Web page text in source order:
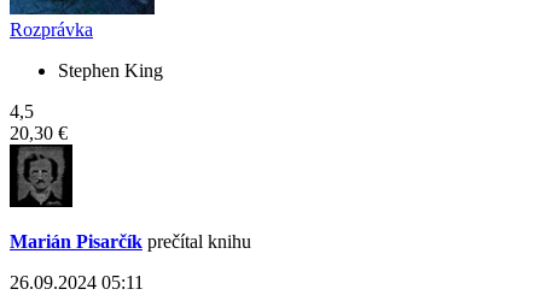
Rozprávka
Stephen King
4,5
20,30 €
Marián Pisarčík prečítal knihu
26.09.2024 05:11